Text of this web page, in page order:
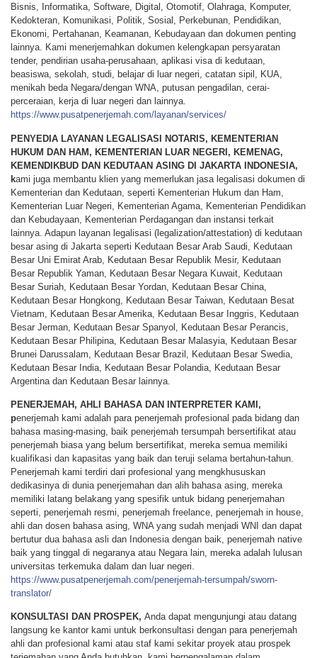
Bisnis, Informatika, Software, Digital, Otomotif, Olahraga, Komputer,
Kedokteran, Komunikasi, Politik, Sosial, Perkebunan, Pendidikan,
Ekonomi, Pertahanan, Keamanan, Kebudayaan dan dokumen penting
lainnya. Kami menerjemahkan dokumen kelengkapan persyaratan
tender, pendirian usaha-perusahaan, aplikasi visa di kedutaan,
beasiswa, sekolah, studi, belajar di luar negeri, catatan sipil, KUA,
menikah beda Negara/dengan WNA, putusan pengadilan, cerai-
perceraian, kerja di luar negeri dan lainnya.
https://www.pusatpenerjemah.com/layanan/services/
PENYEDIA LAYANAN LEGALISASI NOTARIS, KEMENTERIAN
HUKUM DAN HAM, KEMENTERIAN LUAR NEGERI, KEMENAG,
KEMENDIKBUD DAN KEDUTAAN ASING DI JAKARTA INDONESIA,
kami juga membantu klien yang memerlukan jasa legalisasi dokumen di
Kementerian dan Kedutaan, seperti Kementerian Hukum dan Ham,
Kementerian Luar Negeri, Kementerian Agama, Kementerian Pendidikan
dan Kebudayaan, Kementerian Perdagangan dan instansi terkait
lainnya. Adapun layanan legalisasi (legalization/attestation) di kedutaan
besar asing di Jakarta seperti Kedutaan Besar Arab Saudi, Kedutaan
Besar Uni Emirat Arab, Kedutaan Besar Republik Mesir, Kedutaan
Besar Republik Yaman, Kedutaan Besar Negara Kuwait, Kedutaan
Besar Suriah, Kedutaan Besar Yordan, Kedutaan Besar China,
Kedutaan Besar Hongkong, Kedutaan Besar Taiwan, Kedutaan Besat
Vietnam, Kedutaan Besar Amerika, Kedutaan Besar Inggris, Kedutaan
Besar Jerman, Kedutaan Besar Spanyol, Kedutaan Besar Perancis,
Kedutaan Besar Philipina, Kedutaan Besar Malasyia, Kedutaan Besar
Brunei Darussalam, Kedutaan Besar Brazil, Kedutaan Besar Swedia,
Kedutaan Besar India, Kedutaan Besar Polandia, Kedutaan Besar
Argentina dan Kedutaan Besar lainnya.
PENERJEMAH, AHLI BAHASA DAN INTERPRETER KAMI,
penerjemah kami adalah para penerjemah profesional pada bidang dan
bahasa masing-masing, baik penerjemah tersumpah bersertifikat atau
penerjemah biasa yang belum bersertifikat, mereka semua memiliki
kualifikasi dan kapasitas yang baik dan teruji selama bertahun-tahun.
Penerjemah kami terdiri dari profesional yang mengkhususkan
dedikasinya di dunia penerjemahan dan alih bahasa asing, mereka
memiliki latang belakang yang spesifik untuk bidang penerjemahan
seperti, penerjemah resmi, penerjemah freelance, penerjemah in house,
ahli dan dosen bahasa asing, WNA yang sudah menjadi WNI dan dapat
bertutur dua bahasa asli dan Indonesia dengan baik, penerjemah native
baik yang tinggal di negaranya atau Negara lain, mereka adalah lulusan
universitas terkemuka dalam dan luar negeri.
https://www.pusatpenerjemah.com/penerjemah-tersumpah/sworn-
translator/
KONSULTASI DAN PROSPEK, Anda dapat mengunjungi atau datang
langsung ke kantor kami untuk berkonsultasi dengan para penerjemah
ahli dan profesional kami atau staf kami sekitar proyek atau prospek